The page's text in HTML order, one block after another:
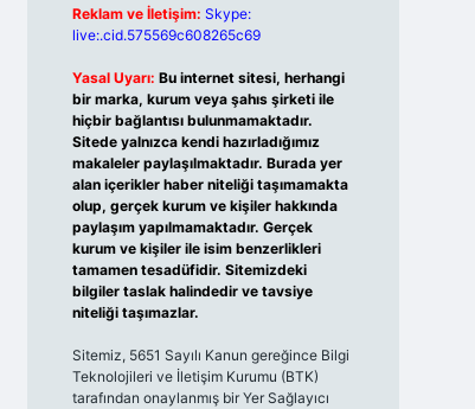
Reklam ve İletişim: Skype:
live:.cid.575569c608265c69
Yasal Uyarı: Bu internet sitesi, herhangi
bir marka, kurum veya şahıs şirketi ile
hiçbir bağlantısı bulunmamaktadır.
Sitede yalnızca kendi hazırladığımız
makaleler paylaşılmaktadır. Burada yer
alan içerikler haber niteliği taşımamakta
olup, gerçek kurum ve kişiler hakkında
paylaşım yapılmamaktadır. Gerçek
kurum ve kişiler ile isim benzerlikleri
tamamen tesadüfidir. Sitemizdeki
bilgiler taslak halindedir ve tavsiye
niteliği taşımazlar.
Sitemiz, 5651 Sayılı Kanun gereğince Bilgi
Teknolojileri ve İletişim Kurumu (BTK)
tarafından onaylanmış bir Yer Sağlayıcı